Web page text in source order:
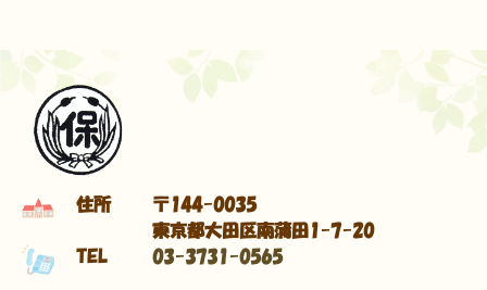
住所
〒144-0035
東京都大田区南蒲田1-7-20
TEL
03-3731-0565